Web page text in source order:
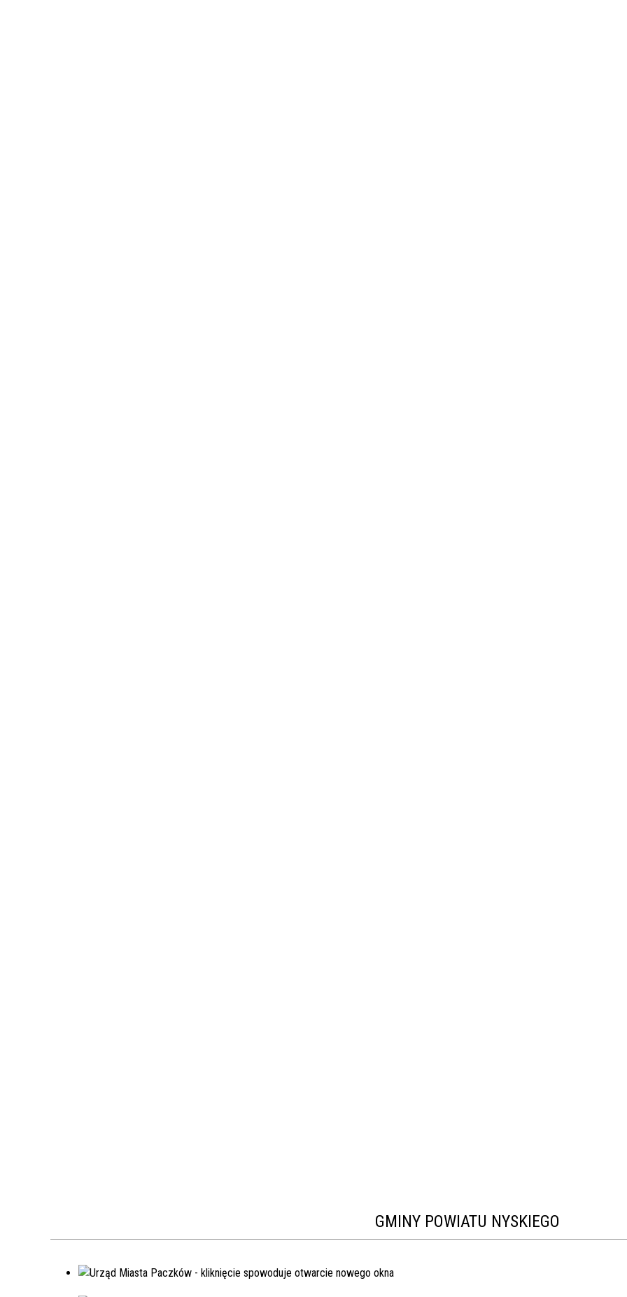
GMINY POWIATU NYSKIEGO